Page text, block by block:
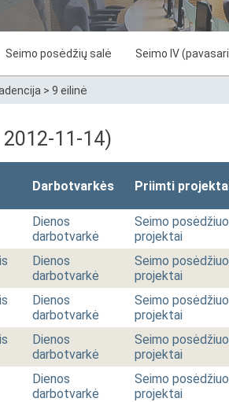
Seimo posėdžių salė Seimo IV
> 9 eilinė
2012-11-14)
Darbotvarkės Priimti
Dienos
darbotvarkė
Seimo
projektai
Dienos
darbotvarkė
Seimo
projektai
Dienos
darbotvarkė
Seimo
projektai
Dienos
darbotvarkė
Seimo
projektai
Dienos
darbotvarkė
Seimo
projektai